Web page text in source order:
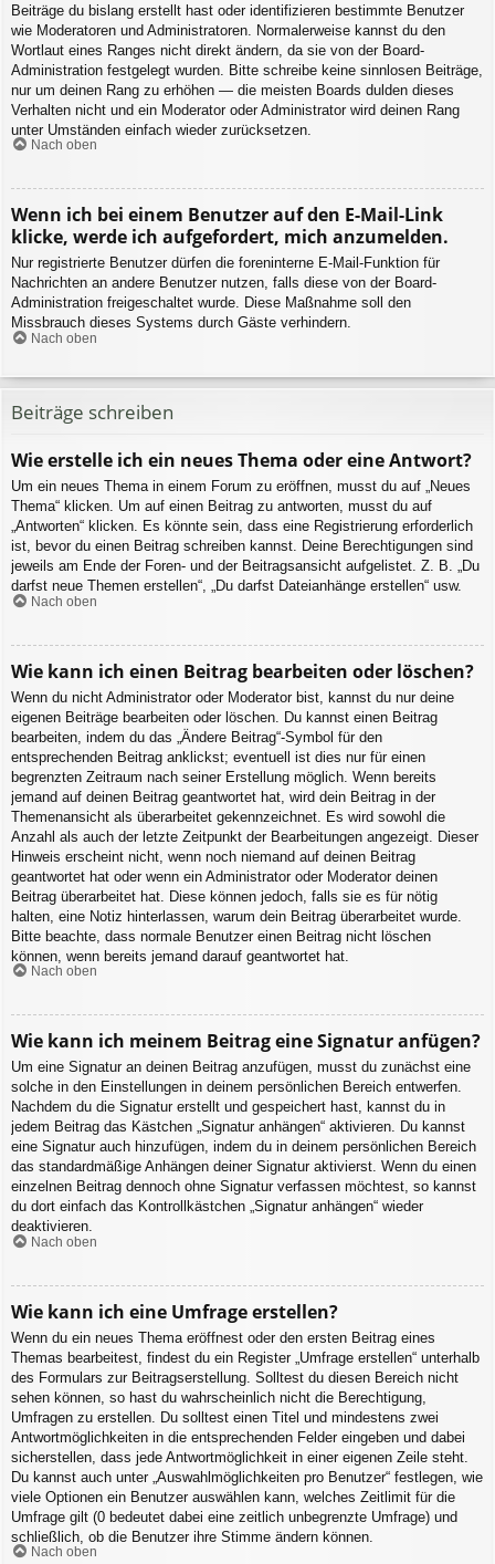
Beiträge du bislang erstellt hast oder identifizieren bestimmte Benutzer
wie Moderatoren und Administratoren. Normalerweise kannst du den
Wortlaut eines Ranges nicht direkt ändern, da sie von der Board-
Administration festgelegt wurden. Bitte schreibe keine sinnlosen Beiträge,
nur um deinen Rang zu erhöhen — die meisten Boards dulden dieses
Verhalten nicht und ein Moderator oder Administrator wird deinen Rang
unter Umständen einfach wieder zurücksetzen.
Nach oben
Wenn ich bei einem Benutzer auf den E-Mail-Link
klicke, werde ich aufgefordert, mich anzumelden.
Nur registrierte Benutzer dürfen die foreninterne E-Mail-Funktion für
Nachrichten an andere Benutzer nutzen, falls diese von der Board-
Administration freigeschaltet wurde. Diese Maßnahme soll den
Missbrauch dieses Systems durch Gäste verhindern.
Nach oben
Beiträge schreiben
Wie erstelle ich ein neues Thema oder eine Antwort?
Um ein neues Thema in einem Forum zu eröffnen, musst du auf „Neues
Thema“ klicken. Um auf einen Beitrag zu antworten, musst du auf
„Antworten“ klicken. Es könnte sein, dass eine Registrierung erforderlich
ist, bevor du einen Beitrag schreiben kannst. Deine Berechtigungen sind
jeweils am Ende der Foren- und der Beitragsansicht aufgelistet. Z. B. „Du
darfst neue Themen erstellen“, „Du darfst Dateianhänge erstellen“ usw.
Nach oben
Wie kann ich einen Beitrag bearbeiten oder löschen?
Wenn du nicht Administrator oder Moderator bist, kannst du nur deine
eigenen Beiträge bearbeiten oder löschen. Du kannst einen Beitrag
bearbeiten, indem du das „Ändere Beitrag“-Symbol für den
entsprechenden Beitrag anklickst; eventuell ist dies nur für einen
begrenzten Zeitraum nach seiner Erstellung möglich. Wenn bereits
jemand auf deinen Beitrag geantwortet hat, wird dein Beitrag in der
Themenansicht als überarbeitet gekennzeichnet. Es wird sowohl die
Anzahl als auch der letzte Zeitpunkt der Bearbeitungen angezeigt. Dieser
Hinweis erscheint nicht, wenn noch niemand auf deinen Beitrag
geantwortet hat oder wenn ein Administrator oder Moderator deinen
Beitrag überarbeitet hat. Diese können jedoch, falls sie es für nötig
halten, eine Notiz hinterlassen, warum dein Beitrag überarbeitet wurde.
Bitte beachte, dass normale Benutzer einen Beitrag nicht löschen
können, wenn bereits jemand darauf geantwortet hat.
Nach oben
Wie kann ich meinem Beitrag eine Signatur anfügen?
Um eine Signatur an deinen Beitrag anzufügen, musst du zunächst eine
solche in den Einstellungen in deinem persönlichen Bereich entwerfen.
Nachdem du die Signatur erstellt und gespeichert hast, kannst du in
jedem Beitrag das Kästchen „Signatur anhängen“ aktivieren. Du kannst
eine Signatur auch hinzufügen, indem du in deinem persönlichen Bereich
das standardmäßige Anhängen deiner Signatur aktivierst. Wenn du einen
einzelnen Beitrag dennoch ohne Signatur verfassen möchtest, so kannst
du dort einfach das Kontrollkästchen „Signatur anhängen“ wieder
deaktivieren.
Nach oben
Wie kann ich eine Umfrage erstellen?
Wenn du ein neues Thema eröffnest oder den ersten Beitrag eines
Themas bearbeitest, findest du ein Register „Umfrage erstellen“ unterhalb
des Formulars zur Beitragserstellung. Solltest du diesen Bereich nicht
sehen können, so hast du wahrscheinlich nicht die Berechtigung,
Umfragen zu erstellen. Du solltest einen Titel und mindestens zwei
Antwortmöglichkeiten in die entsprechenden Felder eingeben und dabei
sicherstellen, dass jede Antwortmöglichkeit in einer eigenen Zeile steht.
Du kannst auch unter „Auswahlmöglichkeiten pro Benutzer“ festlegen, wie
viele Optionen ein Benutzer auswählen kann, welches Zeitlimit für die
Umfrage gilt (0 bedeutet dabei eine zeitlich unbegrenzte Umfrage) und
schließlich, ob die Benutzer ihre Stimme ändern können.
Nach oben